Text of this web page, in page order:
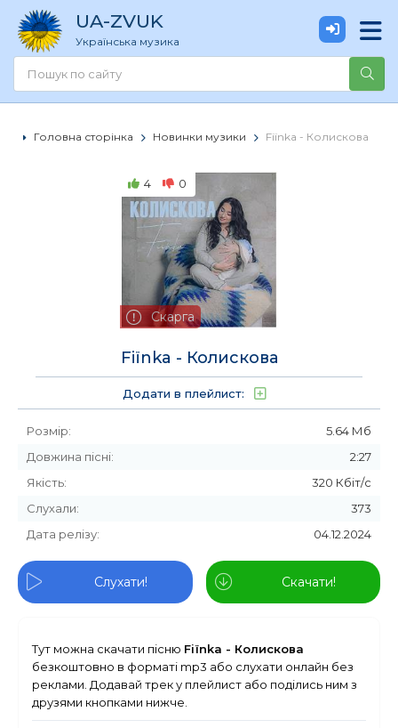
UA-ZVUK
Українська музика
Головна сторінка Новинки музики Fiїnka - Колискова
4 0
Скарга
Fiїnka - Колискова
Додати в плейлист:
Розмір:
5.64 Мб
Довжина пісні:
2:27
Якість:
320 Кбіт/с
Слухали:
373
Дата релізу:
04.12.2024
Слухати! Скачати!
Тут можна скачати пісню Fiїnka - Колискова
безкоштовно в форматі mp3 або слухати онлайн без
реклами. Додавай трек у плейлист або поділись ним з
друзями кнопками нижче.